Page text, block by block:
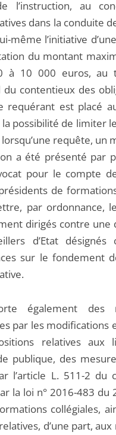
l’instruction, au
dans la conduite
même l’initiative
du montant
à 10 000 euros, au
du contentieux des
requérant est placé
possibilité de limiter
requête,
a été présenté par
pour le compte
de
par ordonnance,
dirigés contre une
d’Etat
sur le fondement
également des
par les modifications
relatives
publique, des
l’article L. 511-2
la loi n° 2016-483 du
collégiales,
d’une part,